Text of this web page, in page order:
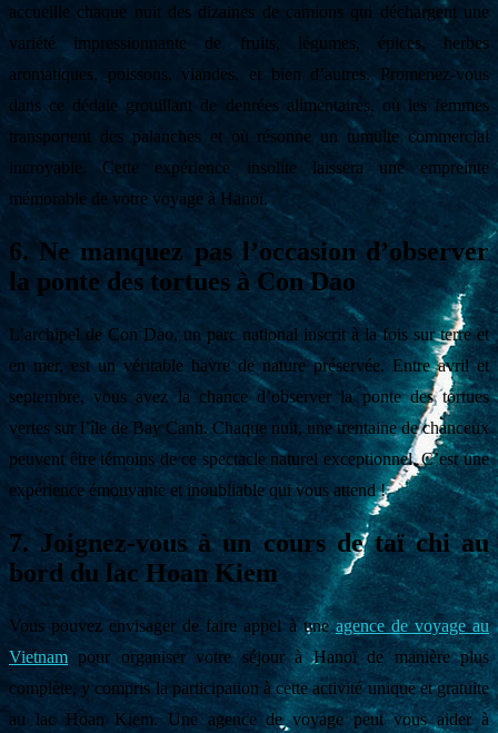
accueille chaque nuit des dizaines de camions qui déchargent une
variété impressionnante de fruits, légumes, épices, herbes
aromatiques, poissons, viandes, et bien d’autres. Promenez-vous
dans ce dédale grouillant de denrées alimentaires, où les femmes
transportent des palanches et où résonne un tumulte commercial
incroyable. Cette expérience insolite laissera une empreinte
mémorable de votre voyage à Hanoï.
6. Ne manquez pas l’occasion d’observer
la ponte des tortues à Con Dao
L’archipel de Con Dao, un parc national inscrit à la fois sur terre et
en mer, est un véritable havre de nature préservée. Entre avril et
septembre, vous avez la chance d’observer la ponte des tortues
vertes sur l’île de Bay Canh. Chaque nuit, une trentaine de chanceux
peuvent être témoins de ce spectacle naturel exceptionnel. C’est une
expérience émouvante et inoubliable qui vous attend !
7. Joignez-vous à un cours de taï chi au
bord du lac Hoan Kiem
Vous pouvez envisager de faire appel à uneagence de voyage au
Vietnam pour organiser votre séjour à Hanoï de manière plus
complète, y compris la participation à cette activité unique et gratuite
au lac Hoan Kiem. Une agence de voyage peut vous aider à